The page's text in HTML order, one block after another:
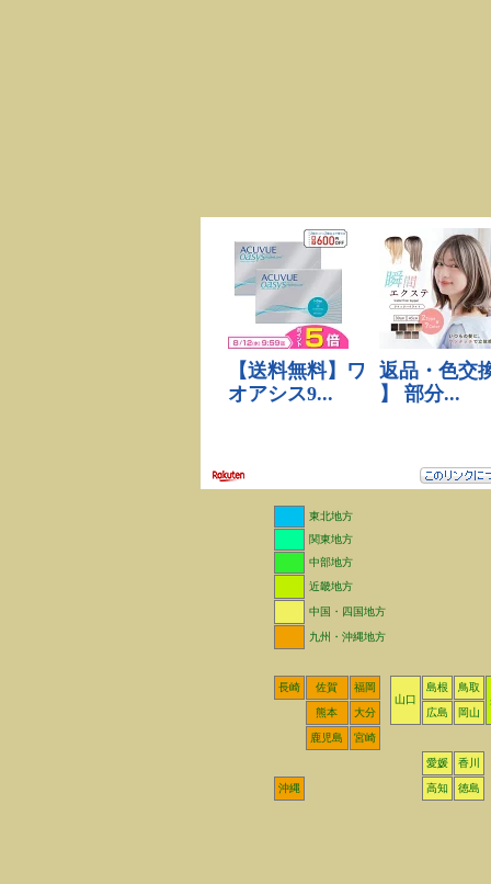
東北地方
関東地方
中部地方
近畿地方
中国・四国地方
九州・沖縄地方
長崎 佐賀
福岡
山口
島根
鳥取
熊本
大分 広島 岡山
鹿児島 宮崎
愛媛 香川
沖縄 高知 徳島